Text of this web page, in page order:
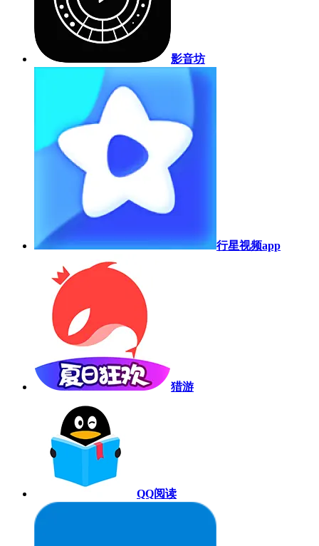
影音坊
行星视频app
猎游
QQ阅读